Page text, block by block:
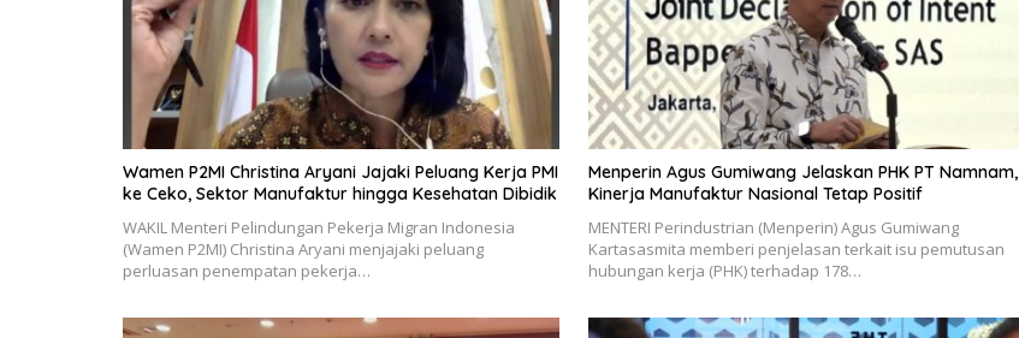
Wamen P2MI Christina Aryani Jajaki Peluang Kerja PMI
ke Ceko, Sektor Manufaktur hingga Kesehatan Dibidik
WAKIL Menteri Pelindungan Pekerja Migran Indonesia
(Wamen P2MI) Christina Aryani menjajaki peluang
perluasan penempatan pekerja…
Menperin Agus Gumiwang Jelaskan PHK PT Namnam,
Kinerja Manufaktur Nasional Tetap Positif
MENTERI Perindustrian (Menperin) Agus Gumiwang
Kartasasmita memberi penjelasan terkait isu pemutusan
hubungan kerja (PHK) terhadap 178…